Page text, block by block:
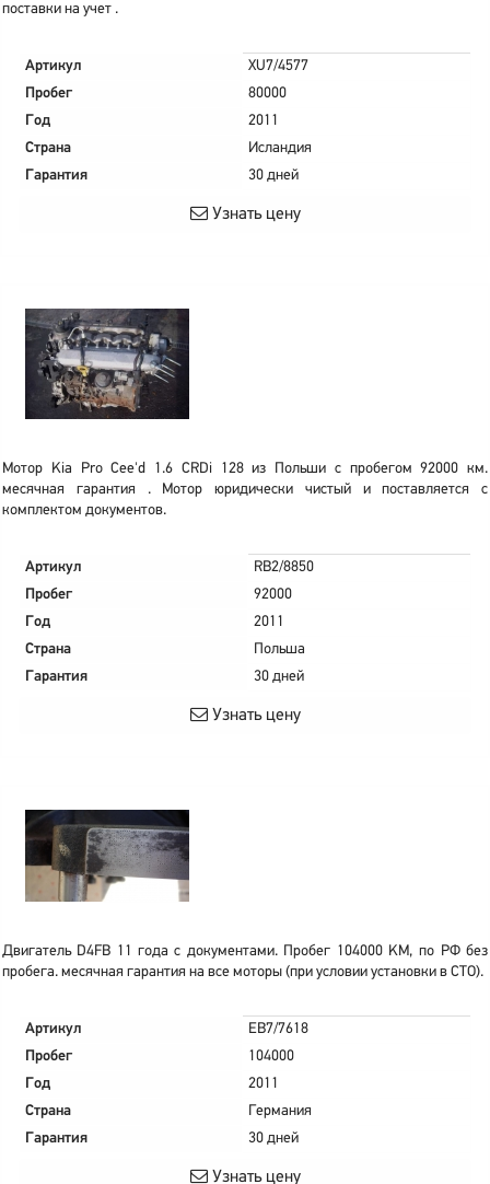
поставки на учет .
Артикул
XU7/4577
Пробег
80000
Год
2011
Страна
Исландия
Гарантия
30 дней
Узнать цену
Мотор Kia Pro Cee'd 1.6 CRDi 128 из Польши с пробегом 92000 км.
месячная гарантия . Мотор юридически чистый и поставляется с
комплектом документов.
Артикул
RB2/8850
Пробег
92000
Год
2011
Страна
Польша
Гарантия
30 дней
Узнать цену
Двигатель D4FB 11 года с документами. Пробег 104000 KM, по РФ без
пробега. месячная гарантия на все моторы (при условии установки в СТО).
Артикул
EB7/7618
Пробег
104000
Год
2011
Страна
Германия
Гарантия
30 дней
Узнать цену